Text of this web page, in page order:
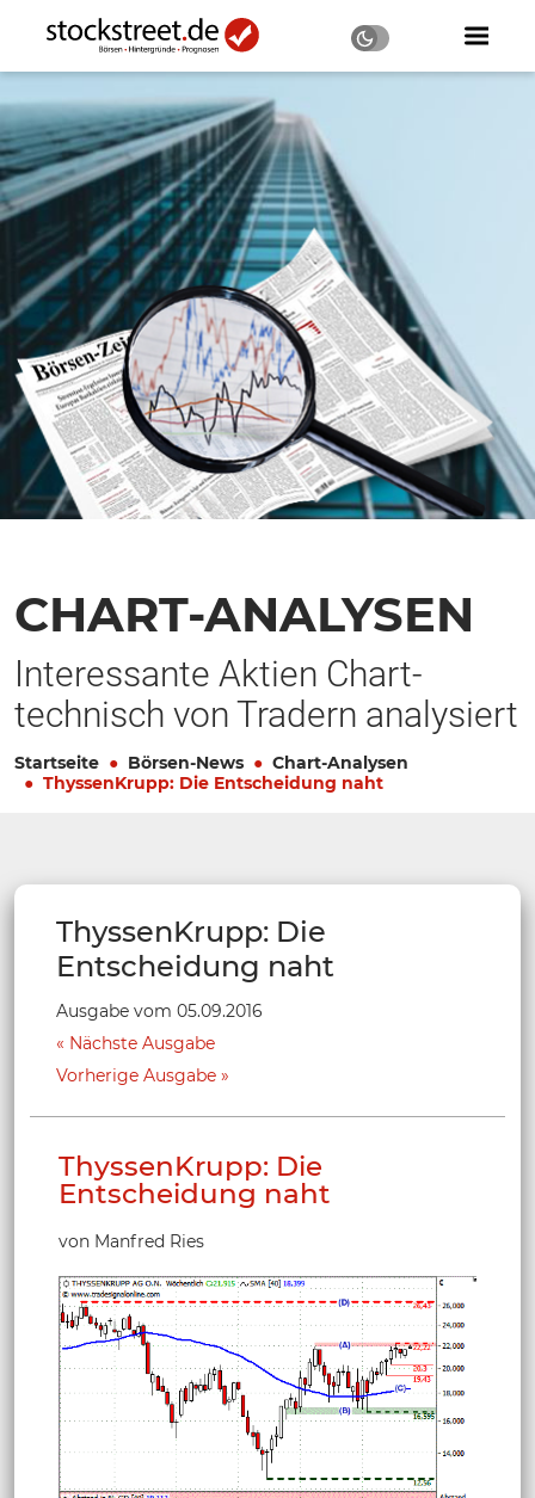
CHART-ANALYSEN
Interessante Aktien Chart-
technisch von Tradern analysiert
Startseite Börsen-News
Chart-Analysen
ThyssenKrupp: Die Entscheidung naht
ThyssenKrupp: Die
Entscheidung naht
Ausgabe vom 05.09.2016
Nächste Ausgabe
Vorherige Ausgabe
ThyssenKrupp: Die
Entscheidung naht
von Manfred Ries